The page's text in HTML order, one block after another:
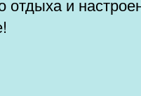
отдыха и